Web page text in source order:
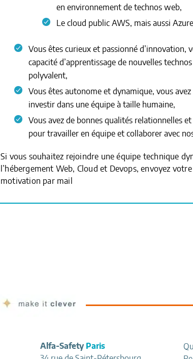
en environnement de technos web,
Le cloud public AWS, mais aussi Azure
Vous êtes curieux et passionné d’innovation,
capacité d’apprentissage de nouvelles
polyvalent,
Vous êtes autonome et dynamique, vous avez
investir dans une équipe à taille humaine,
Vous avez de bonnes qualités relationnelles
pour travailler en équipe et collaborer avec
Si vous souhaitez rejoindre une équipe technique
l’hébergement Web, Cloud et Devops, envoyez
motivation par mail
Alfa-Safety Paris